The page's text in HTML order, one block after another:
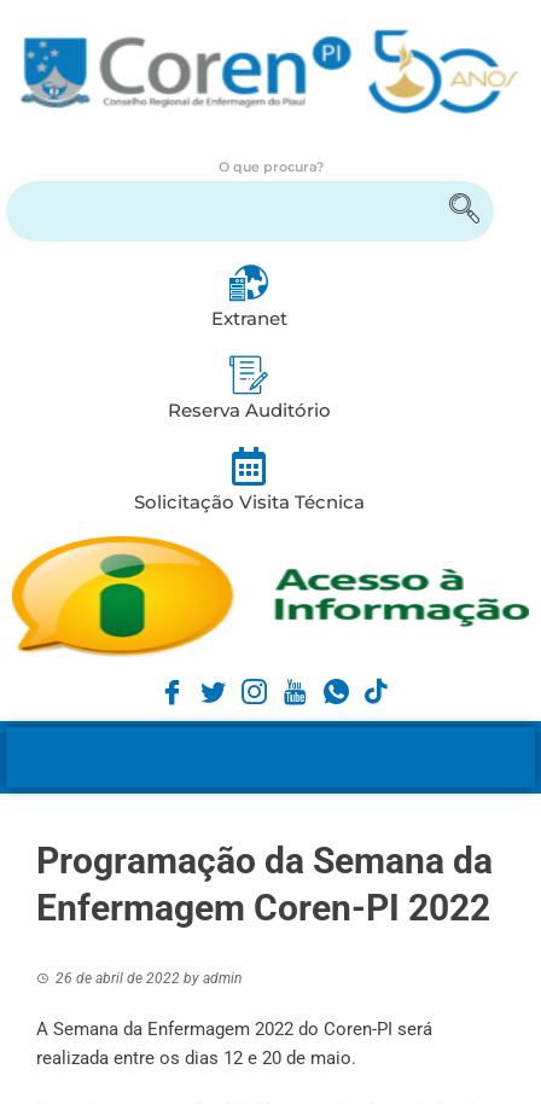
O que procura?
Extranet
Reserva Auditório
Solicitação Visita Técnica
Programação da Semana da
Enfermagem Coren-PI 2022
26 de abril de 2022 by admin
A Semana da Enfermagem 2022 do Coren-PI será
realizada entre os dias 12 e 20 de maio.